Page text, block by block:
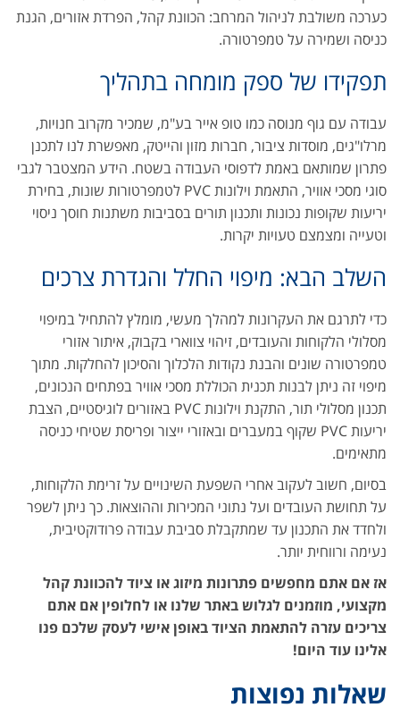
כערכה משולבת לניהול המרחב: הכוונת קהל, הפרדת אזורים, הגנת
כניסה ושמירה על טמפרטורה.
תפקידו של ספק מומחה בתהליך
עבודה עם גוף מנוסה כמו טופ אייר בע"מ, שמכיר מקרוב חנויות,
מרלו"גים, מוסדות ציבור, חברות מזון והייטק, מאפשרת לנו לתכנן
פתרון שמותאם באמת לדפוסי העבודה בשטח. הידע המצטבר לגבי
סוגי מסכי אוויר, התאמת וילונות PVC לטמפרטורות שונות, בחירת
יריעות שקופות נכונות ותכנון תורים בסביבות משתנות חוסך ניסוי
וטעייה ומצמצם טעויות יקרות.
השלב הבא: מיפוי החלל והגדרת צרכים
כדי לתרגם את העקרונות למהלך מעשי, מומלץ להתחיל במיפוי
מסלולי הלקוחות והעובדים, זיהוי צווארי בקבוק, איתור אזורי
טמפרטורה שונים והבנת נקודות הלכלוך והסיכון להחלקות. מתוך
מיפוי זה ניתן לבנות תכנית הכוללת מסכי אוויר בפתחים הנכונים,
תכנון מסלולי תור, התקנת וילונות PVC באזורים לוגיסטיים, הצבת
יריעות PVC שקוף במעברים ובאזורי ייצור ופריסת שטיחי כניסה
מתאימים.
בסיום, חשוב לעקוב אחרי השפעת השינויים על זרימת הלקוחות,
על תחושת העובדים ועל נתוני המכירות וההוצאות. כך ניתן לשפר
ולחדד את התכנון עד שמתקבלת סביבת עבודה פרודוקטיבית,
נעימה ורווחית יותר.
אז אם אתם מחפשים פתרונות מיזוג או ציוד להכוונת קהל
מקצועי, מוזמנים לגלוש באתר שלנו או לחלופין אם אתם
צריכים עזרה להתאמת הציוד באופן אישי לעסק שלכם פנו
אלינו עוד היום!
שאלות נפוצות